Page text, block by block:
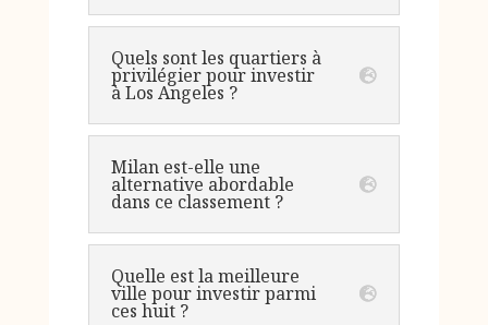
Quels sont les quartiers à
privilégier pour investir
à Los Angeles ?
Milan est-elle une
alternative abordable
dans ce classement ?
Quelle est la meilleure
ville pour investir parmi
ces huit ?